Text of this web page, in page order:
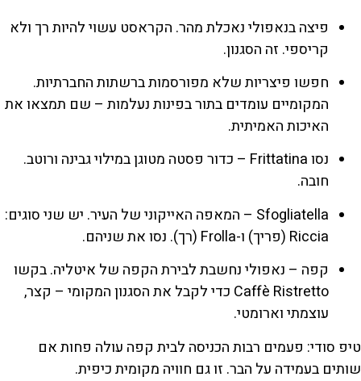
פיצה בנאפולי נאכלת מהר. הקראסט עשוי להיות רך ולא
קריספי. זה הסגנון.
חפשו פיצריות שלא מפורסמות ברשתות החברתיות.
המקומיים עומדים בתור בפינות נעלמות – שם תמצאו את
האיכות האמיתית.
נסו Frittatina – כדור פסטה מטוגן במילוי גבינה ורוטב.
חובה.
Sfogliatella – המאפה האייקוני של העיר. יש שני סוגים:
Riccia (פריך) ו-Frolla (רך). נסו את שניהם.
קפה – נאפולי נחשבת לבירת הקפה של איטליה. בקשו
Caffè Ristretto כדי לקבל את הסגנון המקומי – קצר,
עוצמתי וארומטי.
טיפ סודי: פעמים רבות הכניסה לבית קפה עולה פחות אם
שותים בעמידה על הבר. זו גם חוויה מקומית כיפית.